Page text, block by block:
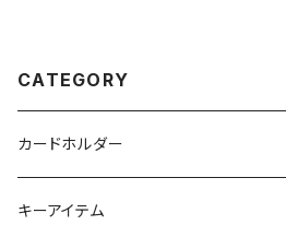
CATEGORY
カードホルダー
名刺入れ
キーアイテム